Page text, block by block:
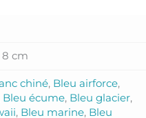
8 cm
chiné, Bleu airforce,
Bleu écume, Bleu glacier,
, Bleu marine, Bleu